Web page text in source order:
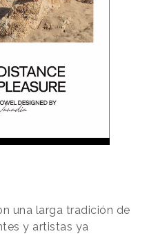
una larga tradición de
y artistas ya